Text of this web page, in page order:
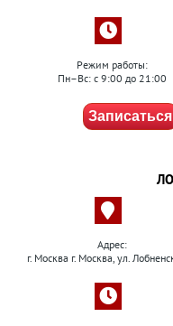
Режим работы:
Пн–Вс: с 9:00 до 21:00
Записаться
Адрес:
г. Москва г. Москва, ул.